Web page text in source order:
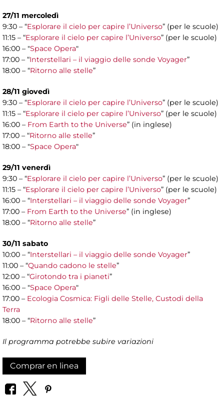
27/11 mercoledì
9:30 – “Esplorare il cielo per capire l’Universo” (per le scuole)
11:15 – “Esplorare il cielo per capire l’Universo” (per le scuole)
16:00 – "Space Opera"
17:00 – “Interstellari – il viaggio delle sonde Voyager”
18:00 – “Ritorno alle stelle”
28/11 giovedì
9:30 – “Esplorare il cielo per capire l’Universo” (per le scuole)
11:15 – “Esplorare il cielo per capire l’Universo” (per le scuole)
16:00 – From Earth to the Universe” (in inglese)
17:00 – “Ritorno alle stelle”
18:00 – "Space Opera"
29/11 venerdì
9:30 – “Esplorare il cielo per capire l’Universo” (per le scuole)
11:15 – “Esplorare il cielo per capire l’Universo” (per le scuole)
16:00 – “Interstellari – il viaggio delle sonde Voyager”
17:00 – From Earth to the Universe” (in inglese)
18:00 – “Ritorno alle stelle”
30/11 sabato
10:00 – “Interstellari – il viaggio delle sonde Voyager”
11:00 – “Quando cadono le stelle”
12:00 – “Girotondo tra i pianeti”
16:00 – "Space Opera"
17:00 – Ecologia Cosmica: Figli delle Stelle, Custodi della
Terra
18:00 – “Ritorno alle stelle”
Il programma potrebbe subire variazioni
Comprar en linea